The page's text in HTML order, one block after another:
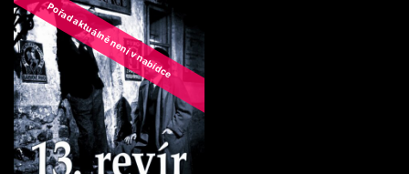
Pořad aktuálně není v nabídce